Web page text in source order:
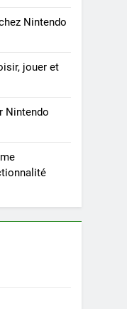
Nintendo
jouer et
Nintendo